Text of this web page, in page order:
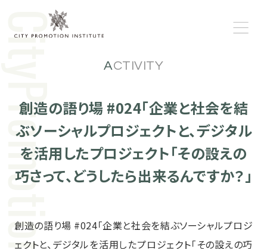
ACTIVITY
創造の語り場 #024「企業と社会を結
ぶソーシャルプロジェクトと、デジタル
を活用したプロジェクト「その設えの
巧さって、どうしたら出来るんですか？」
創造の語り場 #024「企業と社会を結ぶソーシャルプロジ
ェクトと、デジタルを活用したプロジェクト「その設えの巧